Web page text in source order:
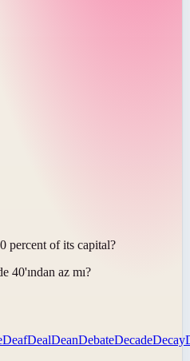
percent of its capital?
40'ından az mı?
DeafDealDeanDebateDecadeDecay